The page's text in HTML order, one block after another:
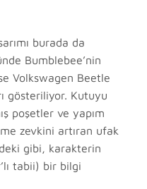
burada da
Bumblebee’nin
Volkswagen Beetle
gösteriliyor. Kutuyu
poşetler ve yapım
zevkini artıran ufak
gibi, karakterin
tabii) bir bilgi